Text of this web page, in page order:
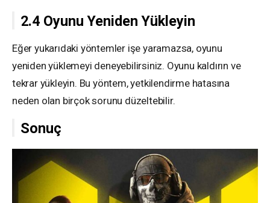
2.4 Oyunu Yeniden Yükleyin
Eğer yukarıdaki yöntemler işe yaramazsa, oyunu
yeniden yüklemeyi deneyebilirsiniz. Oyunu kaldırın ve
tekrar yükleyin. Bu yöntem, yetkilendirme hatasına
neden olan birçok sorunu düzeltebilir.
Sonuç